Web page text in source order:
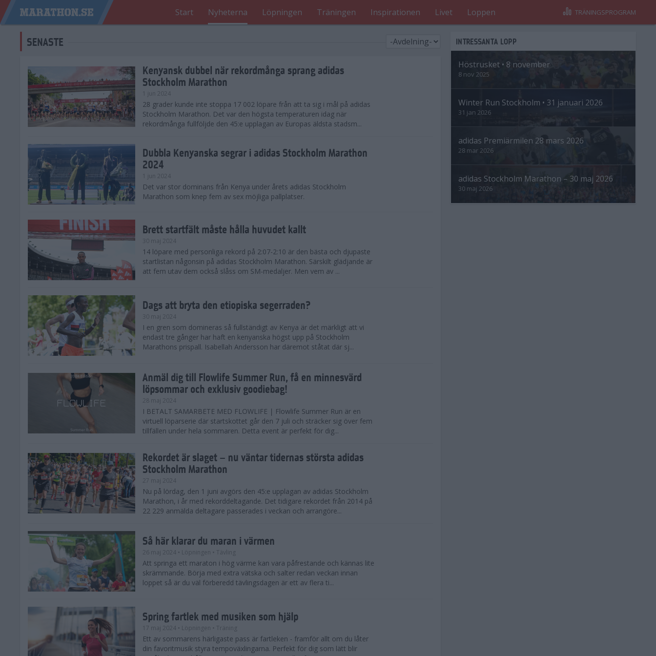
Start Nyheterna Löpningen Träningen Inspirationen Livet Loppen TRÄNINGSPROGRAM
SENASTE
Kenyansk dubbel när rekordmånga sprang adidas
Stockholm Marathon
1 jun 2024
28 grader kunde inte stoppa 17 002 löpare från att ta sig i mål på adidas
Stockholm Marathon. Det var den högsta temperaturen idag när
rekordmånga fullföljde den 45:e upplagan av Europas äldsta stadsm...
Dubbla Kenyanska segrar i adidas Stockholm Marathon
2024
1 jun 2024
Det var stor dominans från Kenya under årets adidas Stockholm
Marathon som knep fem av sex möjliga pallplatser.
Brett startfält måste hålla huvudet kallt
30 maj 2024
14 löpare med personliga rekord på 2:07-2:10 är den bästa och djupaste
startlistan någonsin på adidas Stockholm Marathon. Särskilt glädjande är
att fem utav dem också slåss om SM-medaljer. Men vem av ...
Dags att bryta den etiopiska segerraden?
30 maj 2024
I en gren som domineras så fullständigt av Kenya är det märkligt att vi
endast tre gånger har haft en kenyanska högst upp på Stockholm
Marathons prispall. Isabellah Andersson har däremot ståtat där sj...
Anmäl dig till Flowlife Summer Run, få en minnesvärd
löpsommar och exklusiv goodiebag!
28 maj 2024
I BETALT SAMARBETE MED FLOWLIFE | Flowlife Summer Run är en
virtuell löparserie där startskottet går den 7 juli och sträcker sig över fem
tillfällen under hela sommaren. Detta event är perfekt för dig...
Rekordet är slaget – nu väntar tidernas största adidas
Stockholm Marathon
27 maj 2024
Nu på lördag, den 1 juni avgörs den 45:e upplagan av adidas Stockholm
Marathon, i år med rekorddeltagande. Det tidigare rekordet från 2014 på
22 229 anmälda deltagare passerades i veckan och arrangöre...
Så här klarar du maran i värmen
26 maj 2024 • Löpningen • Tävling
Att springa ett maraton i hög värme kan vara påfrestande och kännas lite
skrämmande. Börja med extra vätska och salter redan veckan innan
loppet så är du väl förberedd tävlingsdagen är ett av flera ti...
Spring fartlek med musiken som hjälp
17 maj 2024 • Löpningen • Träning
Ett av sommarens härligaste pass är fartleken - framför allt om du låter
din favoritmusik styra tempoväxlingarna. Perfekt för dig som lätt blir
INTRESSANTA LOPP
Höstrusket • 8 november
8 nov 2025
Winter Run Stockholm • 31 januari 2026
31 jan 2026
adidas Premiärmilen 28 mars 2026
28 mar 2026
adidas Stockholm Marathon – 30 maj 2026
30 maj 2026